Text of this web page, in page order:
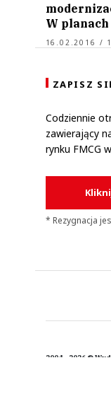
W
16.02.2016 /
ZAPISZ
Codziennie
zawierający
rynku FMCG
* Rezygnacja
2004 - 2026 ©